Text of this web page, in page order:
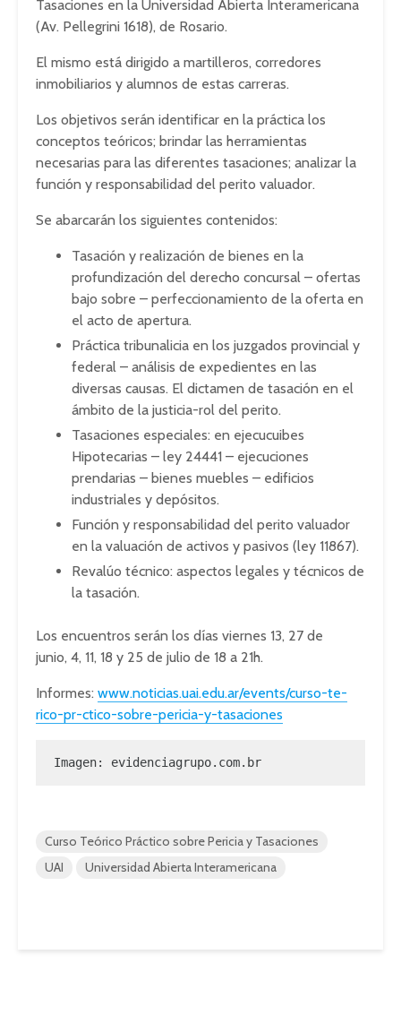
Tasaciones en la Universidad Abierta Interamericana
(Av. Pellegrini 1618), de Rosario.
El mismo está dirigido a martilleros, corredores
inmobiliarios y alumnos de estas carreras.
Los objetivos serán identificar en la práctica los
conceptos teóricos; brindar las herramientas
necesarias para las diferentes tasaciones; analizar la
función y responsabilidad del perito valuador.
Se abarcarán los siguientes contenidos:
Tasación y realización de bienes en la
profundización del derecho concursal – ofertas
bajo sobre – perfeccionamiento de la oferta en
el acto de apertura.
Práctica tribunalicia en los juzgados provincial y
federal – análisis de expedientes en las
diversas causas. El dictamen de tasación en el
ámbito de la justicia-rol del perito.
Tasaciones especiales: en ejecucuibes
Hipotecarias – ley 24441 – ejecuciones
prendarias – bienes muebles – edificios
industriales y depósitos.
Función y responsabilidad del perito valuador
en la valuación de activos y pasivos (ley 11867).
Revalúo técnico: aspectos legales y técnicos de
la tasación.
Los encuentros serán los días viernes 13, 27 de
junio, 4, 11, 18 y 25 de julio de 18 a 21h.
Informes: www.noticias.uai.edu.ar/events/curso-te-
rico-pr-ctico-sobre-pericia-y-tasaciones
Imagen: evidenciagrupo.com.br
Curso Teórico Práctico sobre Pericia y Tasaciones
UAI
Universidad Abierta Interamericana